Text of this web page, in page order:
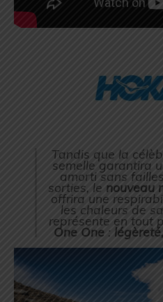
Tandis que la
semelle garantira
amorti sans
sorties, le nouveau
offrira une
les chaleurs de
représente en tout
One One: